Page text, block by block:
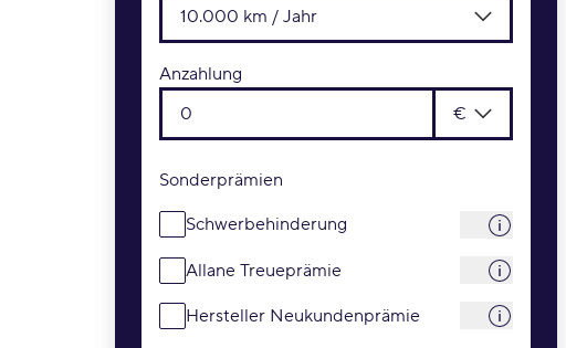
10.000 km / Jahr
Anzahlung
€
Sonderprämien
Schwerbehinderung
Allane Treueprämie
Hersteller Neukundenprämie